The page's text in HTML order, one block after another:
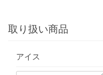
取り扱い商品
アイス